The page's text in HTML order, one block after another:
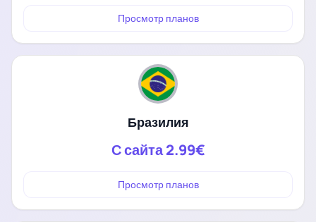
Просмотр планов
Бразилия
С сайта2.99€
Просмотр планов